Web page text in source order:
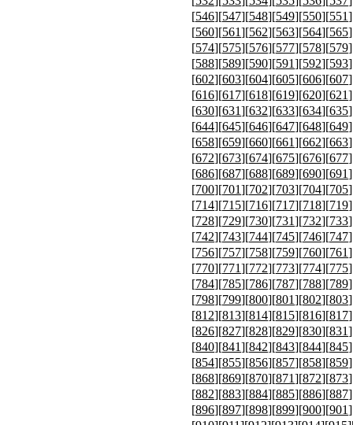
[546][547][548][549][550][551
[560][561][562][563][564][565
[574][575][576][577][578][579
[588][589][590][591][592][593
[602][603][604][605][606][607
[616][617][618][619][620][621
[630][631][632][633][634][635
[644][645][646][647][648][649
[658][659][660][661][662][663
[672][673][674][675][676][677
[686][687][688][689][690][691
[700][701][702][703][704][705
[714][715][716][717][718][719
[728][729][730][731][732][733
[742][743][744][745][746][747
[756][757][758][759][760][761
[770][771][772][773][774][775
[784][785][786][787][788][789
[798][799][800][801][802][803
[812][813][814][815][816][817
[826][827][828][829][830][831
[840][841][842][843][844][845
[854][855][856][857][858][859
[868][869][870][871][872][873
[882][883][884][885][886][887
[896][897][898][899][900][901